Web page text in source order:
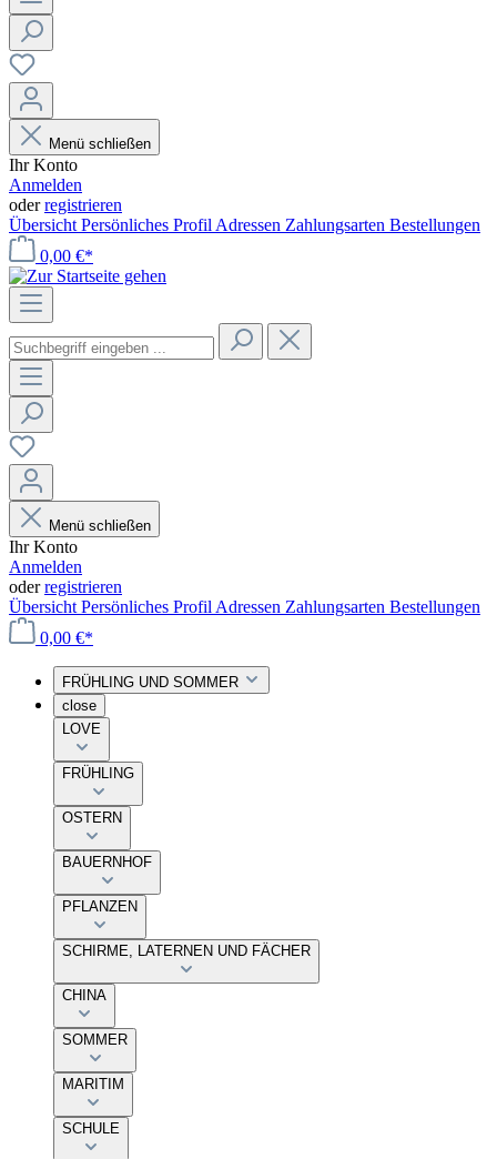
Menü schließen
Ihr Konto
Anmelden
oderregistrieren
Übersicht Persönliches Profil Adressen Zahlungsarten Bestellungen
0,00 €*
Menü schließen
Ihr Konto
Anmelden
oderregistrieren
Übersicht Persönliches Profil Adressen Zahlungsarten Bestellungen
0,00 €*
FRÜHLING UND SOMMER
close
LOVE
FRÜHLING
OSTERN
BAUERNHOF
PFLANZEN
SCHIRME, LATERNEN UND FÄCHER
CHINA
SOMMER
MARITIM
SCHULE